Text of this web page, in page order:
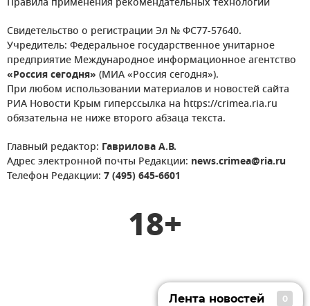
Свидетельство о регистрации Эл № ФС77-57640.
Учредитель: Федеральное государственное унитарное
предприятие Международное информационное агентство
«Россия сегодня» (МИА «Россия сегодня»).
При любом использовании материалов и новостей сайта
РИА Новости Крым гиперссылка на https://crimea.ria.ru
обязательна не ниже второго абзаца текста.
Главный редактор: Гаврилова А.В.
Адрес электронной почты Редакции: news.crimea@ria.ru
Телефон Редакции: 7 (495) 645-6601
18+
Лента новостей 0